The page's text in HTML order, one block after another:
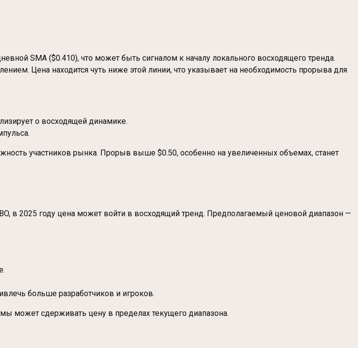
SMA ($0.410), что может быть сигналом к началу локального восходящего тренда.
Цена находится чуть ниже этой линии, что указывает на необходимость прорыва для
о восходящей динамике.
участников рынка. Прорыв выше $0.50, особенно на увеличенных объемах, станет
в 2025 году цена может войти в восходящий тренд. Предполагаемый ценовой диапазон —
больше разработчиков и игроков.
может сдерживать цену в пределах текущего диапазона.